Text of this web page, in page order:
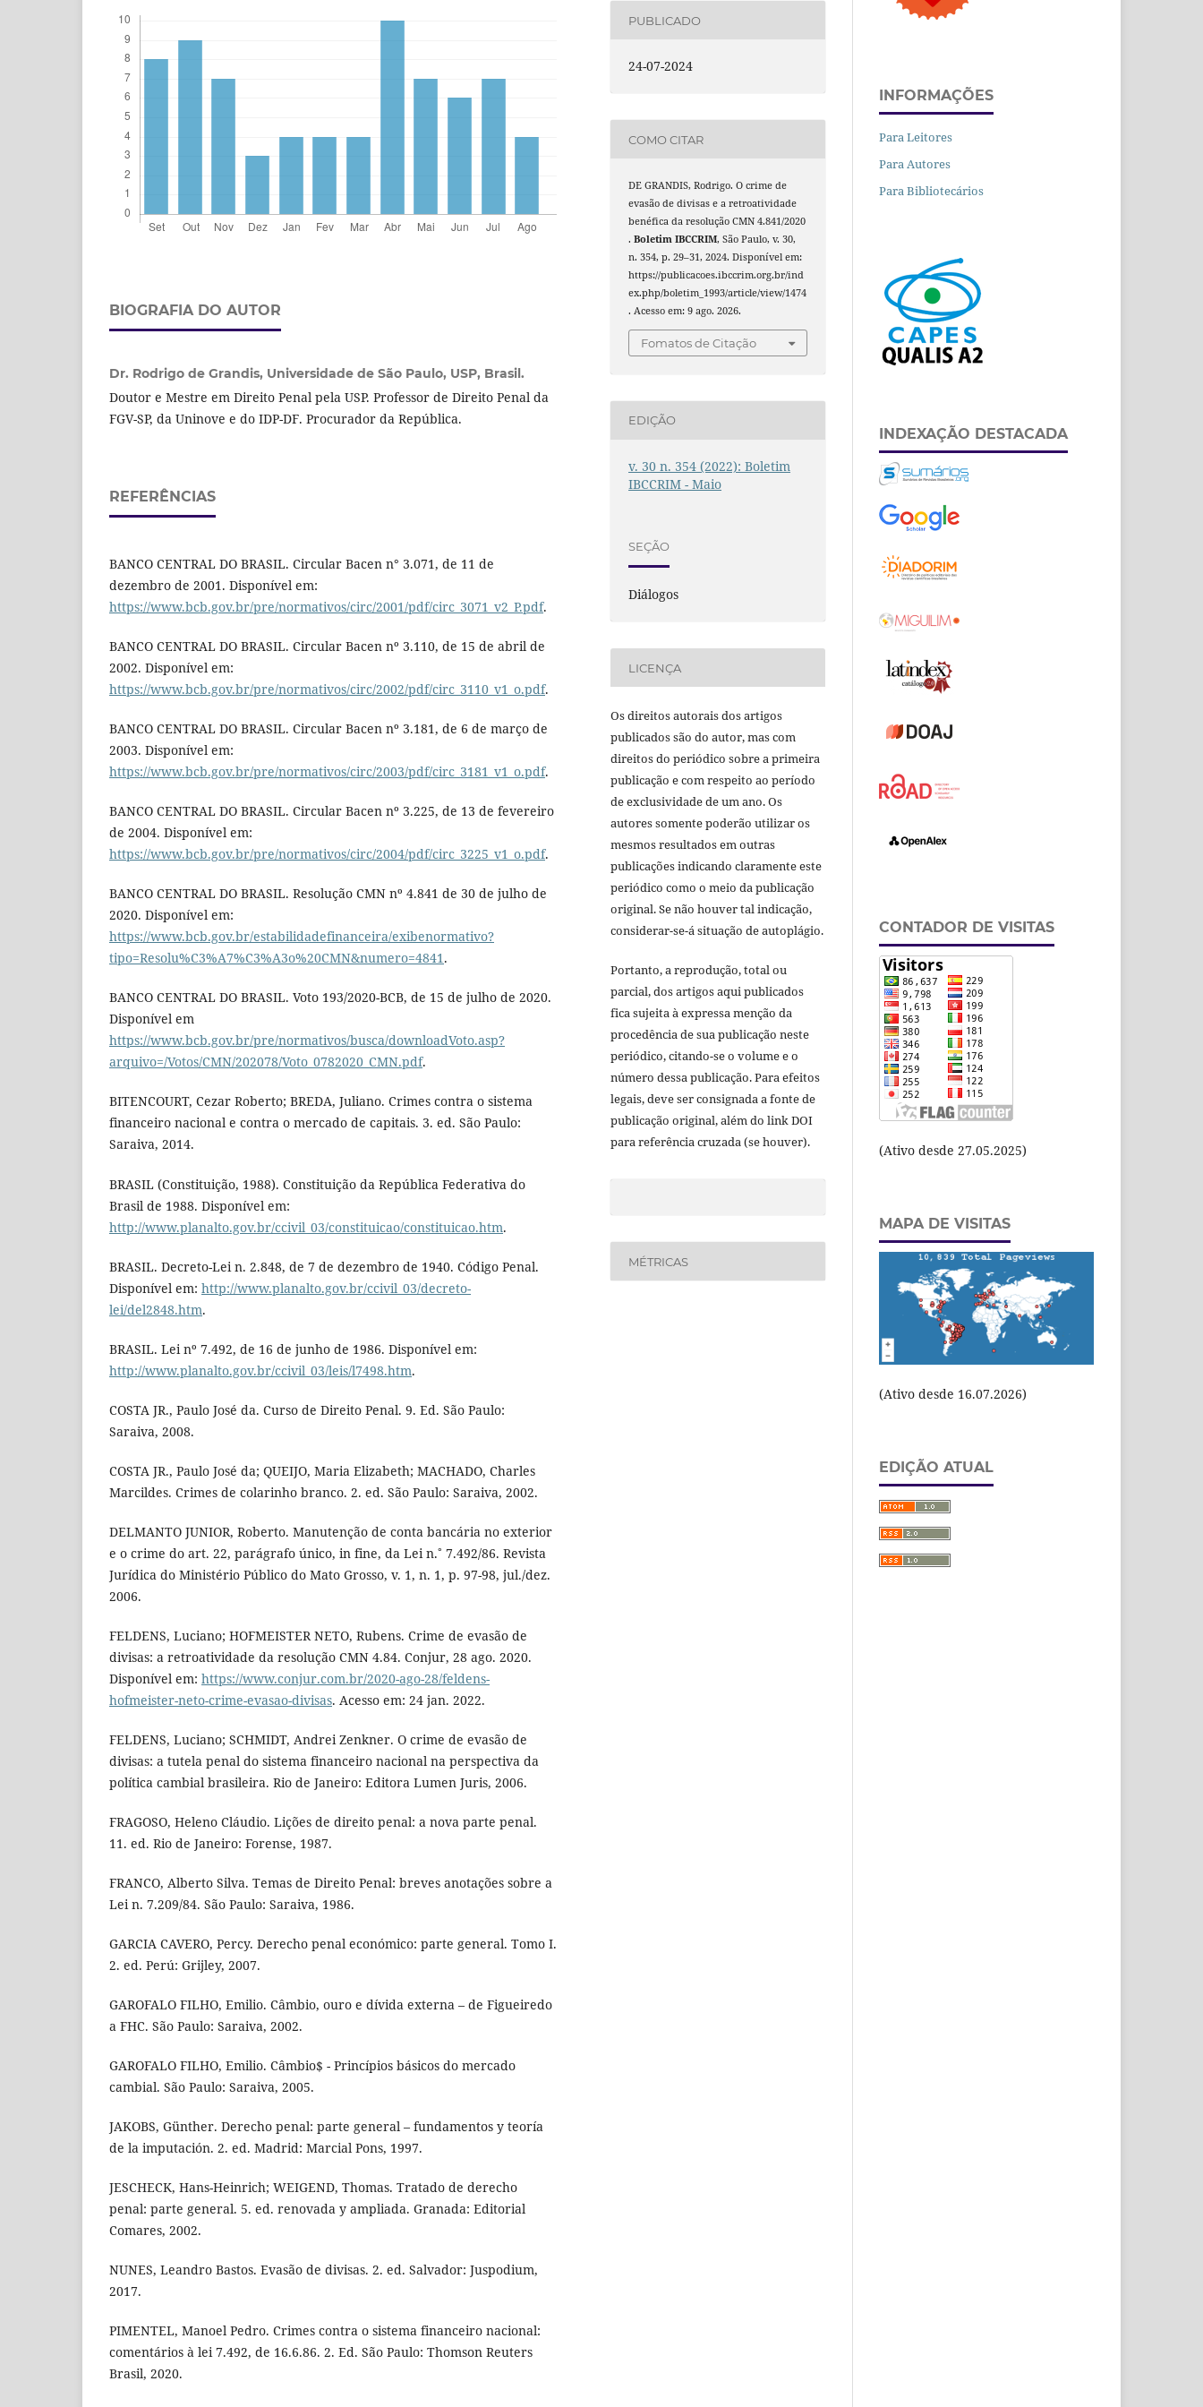
BIOGRAFIA DO AUTOR
Dr. Rodrigo de Grandis, Universidade de São Paulo, USP, Brasil.
Doutor e Mestre em Direito Penal pela USP. Professor de Direito Penal da
FGV-SP, da Uninove e do IDP-DF. Procurador da República.
REFERÊNCIAS
BANCO CENTRAL DO BRASIL. Circular Bacen n° 3.071, de 11 de
dezembro de 2001. Disponível em:
https://www.bcb.gov.br/pre/normativos/circ/2001/pdf/circ_3071_v2_P.pdf.
BANCO CENTRAL DO BRASIL. Circular Bacen nº 3.110, de 15 de abril de
2002. Disponível em:
https://www.bcb.gov.br/pre/normativos/circ/2002/pdf/circ_3110_v1_o.pdf.
BANCO CENTRAL DO BRASIL. Circular Bacen nº 3.181, de 6 de março de
2003. Disponível em:
https://www.bcb.gov.br/pre/normativos/circ/2003/pdf/circ_3181_v1_o.pdf.
BANCO CENTRAL DO BRASIL. Circular Bacen nº 3.225, de 13 de fevereiro
de 2004. Disponível em:
https://www.bcb.gov.br/pre/normativos/circ/2004/pdf/circ_3225_v1_o.pdf.
BANCO CENTRAL DO BRASIL. Resolução CMN nº 4.841 de 30 de julho de
2020. Disponível em:
https://www.bcb.gov.br/estabilidadefinanceira/exibenormativo?
tipo=Resolu%C3%A7%C3%A3o%20CMN&numero=4841.
BANCO CENTRAL DO BRASIL. Voto 193/2020-BCB, de 15 de julho de 2020.
Disponível em
https://www.bcb.gov.br/pre/normativos/busca/downloadVoto.asp?
arquivo=/Votos/CMN/202078/Voto_0782020_CMN.pdf.
BITENCOURT, Cezar Roberto; BREDA, Juliano. Crimes contra o sistema
financeiro nacional e contra o mercado de capitais. 3. ed. São Paulo:
Saraiva, 2014.
BRASIL (Constituição, 1988). Constituição da República Federativa do
Brasil de 1988. Disponível em:
http://www.planalto.gov.br/ccivil_03/constituicao/constituicao.htm.
BRASIL. Decreto-Lei n. 2.848, de 7 de dezembro de 1940. Código Penal.
Disponível em: http://www.planalto.gov.br/ccivil_03/decreto-
lei/del2848.htm.
BRASIL. Lei nº 7.492, de 16 de junho de 1986. Disponível em:
http://www.planalto.gov.br/ccivil_03/leis/l7498.htm.
COSTA JR., Paulo José da. Curso de Direito Penal. 9. Ed. São Paulo:
Saraiva, 2008.
COSTA JR., Paulo José da; QUEIJO, Maria Elizabeth; MACHADO, Charles
Marcildes. Crimes de colarinho branco. 2. ed. São Paulo: Saraiva, 2002.
DELMANTO JUNIOR, Roberto. Manutenção de conta bancária no exterior
e o crime do art. 22, parágrafo único, in fine, da Lei n.˚ 7.492/86. Revista
Jurídica do Ministério Público do Mato Grosso, v. 1, n. 1, p. 97-98, jul./dez.
2006.
FELDENS, Luciano; HOFMEISTER NETO, Rubens. Crime de evasão de
divisas: a retroatividade da resolução CMN 4.84. Conjur, 28 ago. 2020.
Disponível em: https://www.conjur.com.br/2020-ago-28/feldens-
hofmeister-neto-crime-evasao-divisas. Acesso em: 24 jan. 2022.
FELDENS, Luciano; SCHMIDT, Andrei Zenkner. O crime de evasão de
divisas: a tutela penal do sistema financeiro nacional na perspectiva da
política cambial brasileira. Rio de Janeiro: Editora Lumen Juris, 2006.
FRAGOSO, Heleno Cláudio. Lições de direito penal: a nova parte penal.
11. ed. Rio de Janeiro: Forense, 1987.
FRANCO, Alberto Silva. Temas de Direito Penal: breves anotações sobre a
Lei n. 7.209/84. São Paulo: Saraiva, 1986.
GARCIA CAVERO, Percy. Derecho penal económico: parte general. Tomo I.
2. ed. Perú: Grijley, 2007.
GAROFALO FILHO, Emilio. Câmbio, ouro e dívida externa – de Figueiredo
a FHC. São Paulo: Saraiva, 2002.
GAROFALO FILHO, Emilio. Câmbio$ - Princípios básicos do mercado
cambial. São Paulo: Saraiva, 2005.
JAKOBS, Günther. Derecho penal: parte general – fundamentos y teoría
de la imputación. 2. ed. Madrid: Marcial Pons, 1997.
JESCHECK, Hans-Heinrich; WEIGEND, Thomas. Tratado de derecho
penal: parte general. 5. ed. renovada y ampliada. Granada: Editorial
Comares, 2002.
NUNES, Leandro Bastos. Evasão de divisas. 2. ed. Salvador: Juspodium,
2017.
PIMENTEL, Manoel Pedro. Crimes contra o sistema financeiro nacional:
comentários à lei 7.492, de 16.6.86. 2. Ed. São Paulo: Thomson Reuters
Brasil, 2020.
PUBLICADO
24-07-2024
COMO CITAR
DE GRANDIS, Rodrigo. O crime de
evasão de divisas e a retroatividade
benéfica da resolução CMN 4.841/2020
.Boletim IBCCRIM, São Paulo, v. 30,
n. 354, p. 29–31, 2024. Disponível em:
https://publicacoes.ibccrim.org.br/ind
ex.php/boletim_1993/article/view/1474
. Acesso em: 9 ago. 2026.
Fomatos de Citação
EDIÇÃO
v. 30 n. 354 (2022): Boletim
IBCCRIM - Maio
SEÇÃO
Diálogos
LICENÇA
Os direitos autorais dos artigos
publicados são do autor, mas com
direitos do periódico sobre a primeira
publicação e com respeito ao período
de exclusividade de um ano. Os
autores somente poderão utilizar os
mesmos resultados em outras
publicações indicando claramente este
periódico como o meio da publicação
original. Se não houver tal indicação,
considerar-se-á situação de autoplágio.
Portanto, a reprodução, total ou
parcial, dos artigos aqui publicados
fica sujeita à expressa menção da
procedência de sua publicação neste
periódico, citando-se o volume e o
número dessa publicação. Para efeitos
legais, deve ser consignada a fonte de
publicação original, além do link DOI
para referência cruzada (se houver).
MÉTRICAS
INFORMAÇÕES
Para Leitores
Para Autores
Para Bibliotecários
INDEXAÇÃO DESTACADA
CONTADOR DE VISITAS
(Ativo desde 27.05.2025)
MAPA DE VISITAS
(Ativo desde 16.07.2026)
EDIÇÃO ATUAL